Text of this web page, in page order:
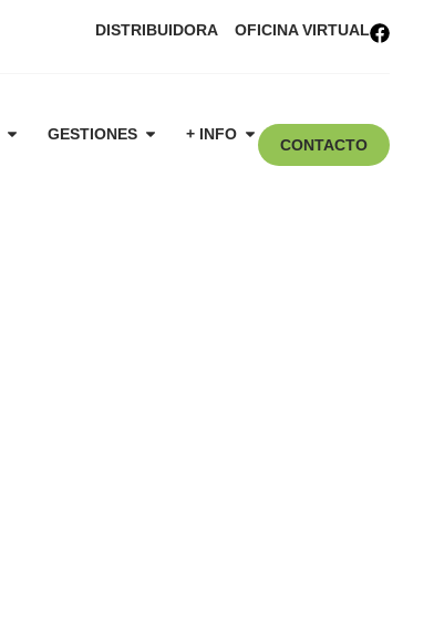
DISTRIBUIDORA OFICINA VIRTUAL
GESTIONES + INFO
CONTACTO